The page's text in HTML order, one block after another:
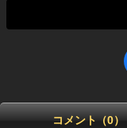
コメント（0）